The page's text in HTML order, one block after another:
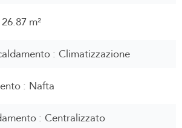
26.87 m²
Climatizzazione
Nafta
Centralizzato